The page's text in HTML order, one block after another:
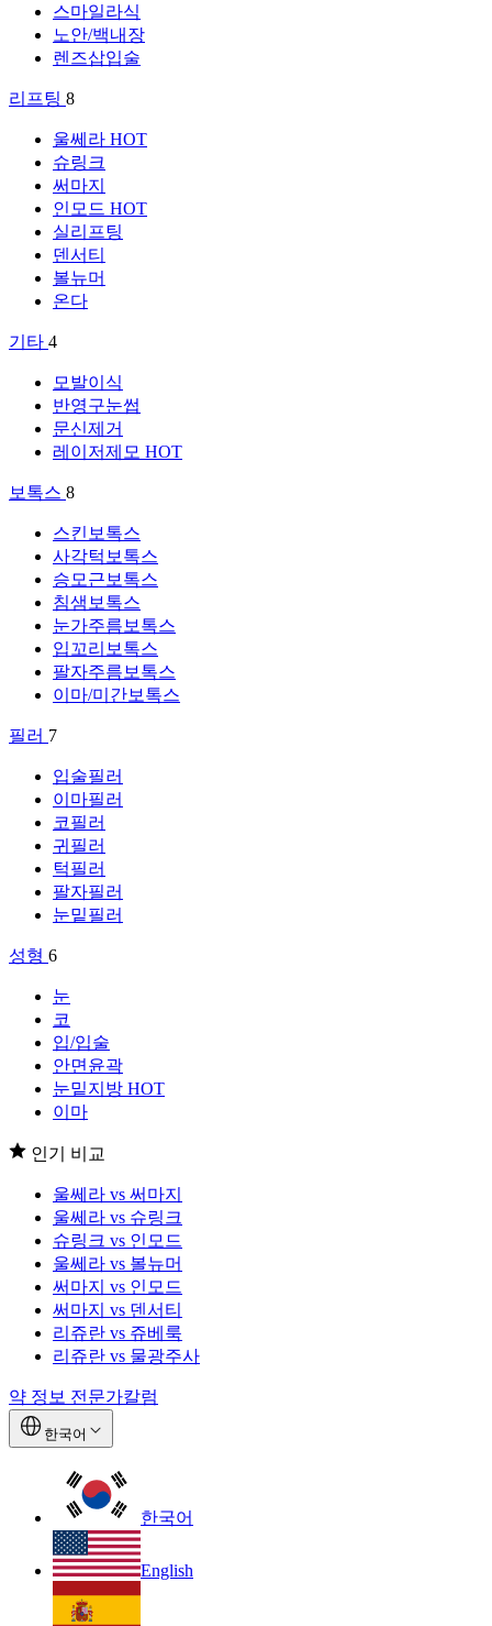
스마일라식
노안/백내장
렌즈삽입술
리프팅 8
울쎄라 HOT
슈링크
써마지
인모드 HOT
실리프팅
덴서티
볼뉴머
온다
기타 4
모발이식
반영구눈썹
문신제거
레이저제모 HOT
보톡스 8
스킨보톡스
사각턱보톡스
승모근보톡스
침샘보톡스
눈가주름보톡스
입꼬리보톡스
팔자주름보톡스
이마/미간보톡스
필러 7
입술필러
이마필러
코필러
귀필러
턱필러
팔자필러
눈밑필러
성형 6
눈
코
입/입술
안면윤곽
눈밑지방 HOT
이마
인기 비교
울쎄라 vs 써마지
울쎄라 vs 슈링크
슈링크 vs 인모드
울쎄라 vs 볼뉴머
써마지 vs 인모드
써마지 vs 덴서티
리쥬란 vs 쥬베룩
리쥬란 vs 물광주사
약 정보 전문가칼럼
한국어
한국어
English